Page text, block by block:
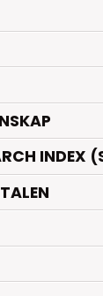
INDEX